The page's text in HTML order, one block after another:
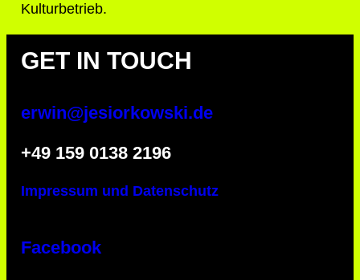
Kulturbetrieb.
GET IN TOUCH
erwin@jesiorkowski.de
‭+49 159 0138 2196
Impressum und Datenschutz
Facebook